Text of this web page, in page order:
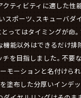
ティビティに適した性
スポーツ、スキューバダ
ってはタイミングが命
能以外はできるだけ排
を目指しました。不要
モーションと名付けら
塗布した分厚いインデッ